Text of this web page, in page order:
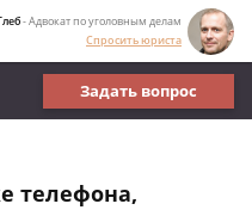
- Адвокат по уголовным делам
Спросить юриста
Задать вопрос
телефона,